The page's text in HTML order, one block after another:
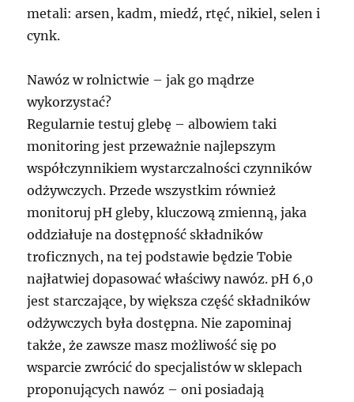
metali: arsen, kadm, miedź, rtęć, nikiel, selen i
cynk.
Nawóz w rolnictwie – jak go mądrze
wykorzystać?
Regularnie testuj glebę – albowiem taki
monitoring jest przeważnie najlepszym
współczynnikiem wystarczalności czynników
odżywczych. Przede wszystkim również
monitoruj pH gleby, kluczową zmienną, jaka
oddziałuje na dostępność składników
troficznych, na tej podstawie będzie Tobie
najłatwiej dopasować właściwy nawóz. pH 6,0
jest starczające, by większa część składników
odżywczych była dostępna. Nie zapominaj
także, że zawsze masz możliwość się po
wsparcie zwrócić do specjalistów w sklepach
proponujących nawóz – oni posiadają